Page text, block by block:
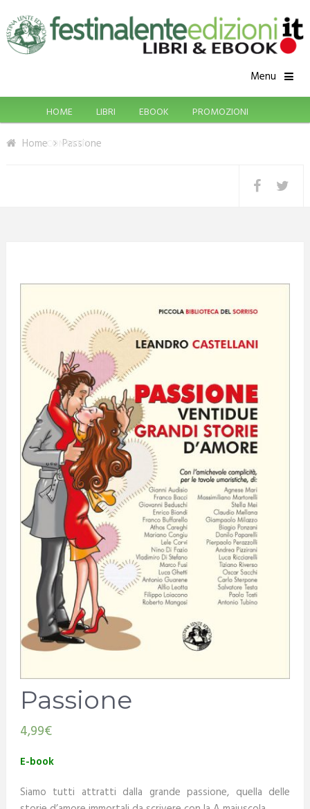
Menu
HOME LIBRI EBOOK
PROMOZIONI
CONTATTI
Home Passione
Passione
4,99€
E-book
Siamo tutti attratti dalla grande passione, quella delle